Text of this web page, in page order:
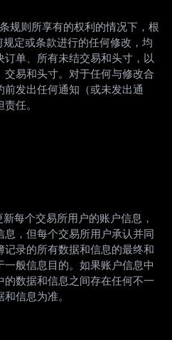
规则所享有的权利的情况下，根
定或条款进行的任何修改，均
单、所有未结交易和头寸，以
易和头寸。对于任何与修改合
发出任何通知（或未发出通
任。
每个交易所用户的账户信息，
，但每个交易所用户承认并同
录的所有数据和信息的最终和
般信息目的。如果账户信息中
数据和信息之间存在任何不一
信息为准。